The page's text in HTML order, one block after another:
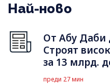
Най-ново
От Абу Даби
Строят
за 13 млрд.
преди 27 мин